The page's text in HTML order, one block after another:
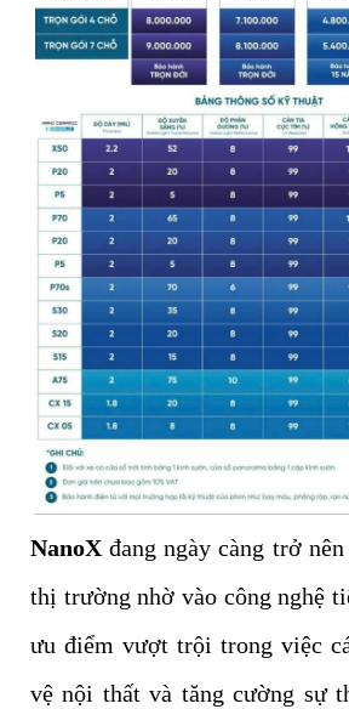
NanoX đang ngày càng trở
thị trường nhờ vào công nghệ
ưu điểm vượt trội trong việc
vệ nội thất và tăng cường sự